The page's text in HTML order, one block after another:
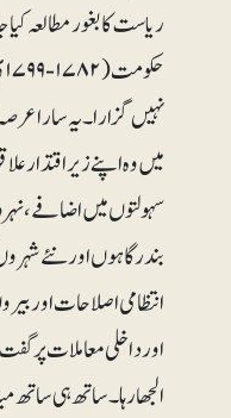
نہیں گزارا۔ یہ سارا
میں وہ اپنے زیر اقتدار
سہولتوں میں اضافے ،
بندرگاہوں اور نئے
انتظامی اصلاحات اور
اور داخلی معاملات پر گفت
الجھا رہا۔ ساتھ ہی